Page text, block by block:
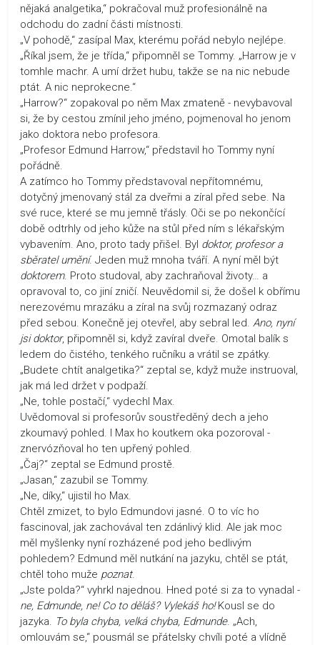
nějaká analgetika,“ pokračoval muž profesionálně na
odchodu do zadní části místnosti.
„V pohodě,“ zasípal Max, kterému pořád nebylo nejlépe.
„Říkal jsem, že je třída,“ připomněl se Tommy. „Harrow je v
tomhle machr. A umí držet hubu, takže se na nic nebude
ptát. A nic neprokecne.“
„Harrow?“ zopakoval po něm Max zmateně - nevybavoval
si, že by cestou zmínil jeho jméno, pojmenoval ho jenom
jako doktora nebo profesora.
„Profesor Edmund Harrow,“ představil ho Tommy nyní
pořádně.
A zatímco ho Tommy představoval nepřítomnému,
dotyčný jmenovaný stál za dveřmi a zíral před sebe. Na
své ruce, které se mu jemně třásly. Oči se po nekončící
době odtrhly od jeho kůže na stůl před ním s lékařským
vybavením. Ano, proto tady přišel. Byl doktor, profesor a
sběratel umění. Jeden muž mnoha tváří. A nyní měl být
doktorem. Proto studoval, aby zachraňoval životy… a
opravoval to, co jiní zničí. Neuvědomil si, že došel k obřímu
nerezovému mrazáku a zíral na svůj rozmazaný odraz
před sebou. Konečně jej otevřel, aby sebral led. Ano, nyní
jsi doktor, připomněl si, když zavíral dveře. Omotal balík s
ledem do čistého, tenkého ručníku a vrátil se zpátky.
„Budete chtít analgetika?“ zeptal se, když muže instruoval,
jak má led držet v podpaží.
„Ne, tohle postačí,“ vydechl Max.
Uvědomoval si profesorův soustředěný dech a jeho
zkoumavý pohled. I Max ho koutkem oka pozoroval -
znervózňoval ho ten upřený pohled.
„Čaj?“ zeptal se Edmund prostě.
„Jasan,“ zazubil se Tommy.
„Ne, díky,“ ujistil ho Max.
Chtěl zmizet, to bylo Edmundovi jasné. O to víc ho
fascinoval, jak zachovával ten zdánlivý klid. Ale jak moc
měl myšlenky nyní rozházené pod jeho bedlivým
pohledem? Edmund měl nutkání na jazyku, chtěl se ptát,
chtěl toho muže poznat.
„Jste polda?“ vyhrkl najednou. Hned poté si za to vynadal -
ne, Edmunde, ne! Co to děláš? Vylekáš ho!Kousl se do
jazyka. To byla chyba, velká chyba, Edmunde. „Ach,
omlouvám se,“ pousmál se přátelsky chvíli poté a vlídně